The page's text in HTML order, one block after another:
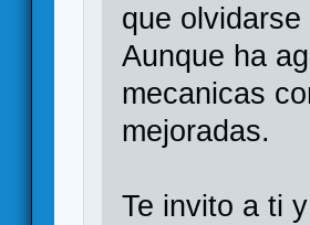
que
Aunque ha
mecanicas
mejoradas.
Te invito a ti